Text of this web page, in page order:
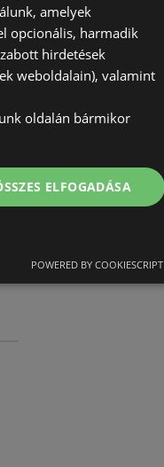
amelyek
opcionális, harmadik
hirdetések
weboldalain), valamint
oldalán bármikor
ELFOGADÁSA
POWERED BY COOKIESCRIPT